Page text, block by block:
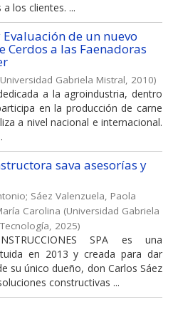
los clientes. ...
de un nuevo
a las Faenadoras
Universidad Gabriela Mistral, 2010)
a la agroindustria, dentro
en la producción de carne
a nivel nacional e internacional.
sava asesorías y
; Sáez Valenzuela, Paola
Carolina (Universidad Gabriela
, 2025)
SPA es una
en 2013 y creada para dar
su único dueño, don Carlos Sáez
constructivas ...